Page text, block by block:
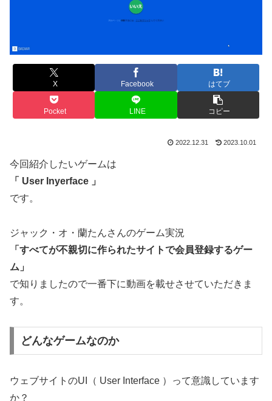
X Facebook はてブ
Pocket LINE コピー
2022.12.31 2023.10.01
今回紹介したいゲームは
「 User Inyerface 」
です。
ジャック・オ・蘭たんさんのゲーム実況
「すべてが不親切に作られたサイトで会員登録するゲー
ム」
で知りましたので一番下に動画を載せさせていただきま
す。
どんなゲームなのか
ウェブサイトのUI（ User Interface ）って意識しています
か？